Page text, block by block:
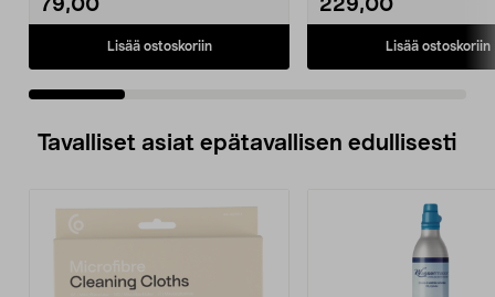
79,00
Lisää ostoskoriin
229,00
Lisää ostoskoriin
Tavalliset asiat epätavallisen edullisesti